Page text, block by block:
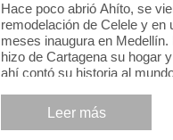
Hace poco abrió Ahíto, se
remodelación de Celele y en
meses inaugura en Medellín.
hizo de Cartagena su hogar
ahí contó su historia al
Leer más